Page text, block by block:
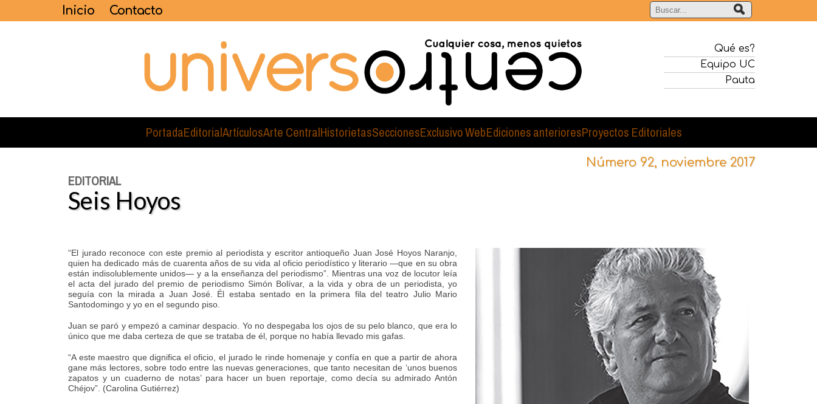
Inicio Contacto
Qué es?
Equipo UC
Pauta
PortadaEditorialArtículosArte CentralHistorietasSeccionesExclusivo WebEdiciones anterioresProyectos Editoriales
Número 92, noviembre 2017
EDITORIAL
Seis Hoyos
“El jurado reconoce con este premio al periodista y escritor antioqueño Juan José Hoyos Naranjo,
quien ha dedicado más de cuarenta años de su vida al oficio periodístico y literario —que en su obra
están indisolublemente unidos— y a la enseñanza del periodismo”. Mientras una voz de locutor leía
el acta del jurado del premio de periodismo Simón Bolívar, a la vida y obra de un periodista, yo
seguía con la mirada a Juan José. Él estaba sentado en la primera fila del teatro Julio Mario
Santodomingo y yo en el segundo piso.
Juan se paró y empezó a caminar despacio. Yo no despegaba los ojos de su pelo blanco, que era lo
único que me daba certeza de que se trataba de él, porque no había llevado mis gafas.
“A este maestro que dignifica el oficio, el jurado le rinde homenaje y confía en que a partir de ahora
gane más lectores, sobre todo entre las nuevas generaciones, que tanto necesitan de ‘unos buenos
zapatos y un cuaderno de notas’ para hacer un buen reportaje, como decía su admirado Antón
Chéjov”. (Carolina Gutiérrez)